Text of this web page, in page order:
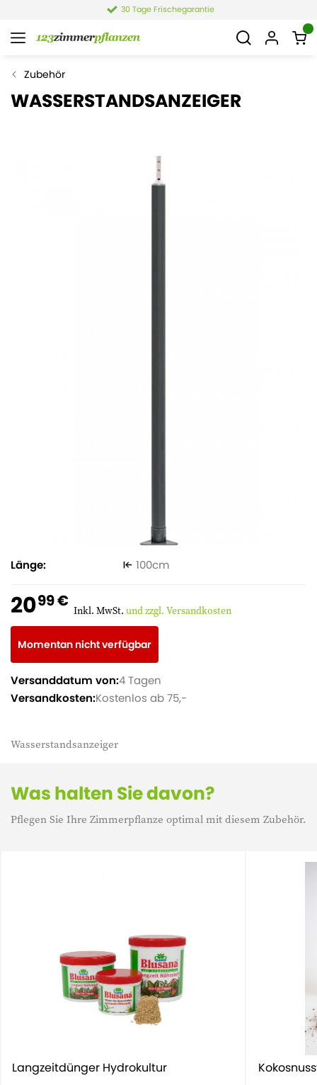
30 Tage Frischegarantie
Zubehör
WASSERSTANDSANZEIGER
Länge 100
2099 € Inkl. MwSt. und zzgl. Versandkosten
Momentan nicht verfügbar
Versanddatum von:4 Tagen
Versandkosten:Kostenlos ab 75,-
Was halten Sie davon?
Pflegen Sie Ihre Zimmerpflanze optimal mit diesem Zubehör.
Langzeitdünger Hydrokultur
Wasserstandsanzeiger